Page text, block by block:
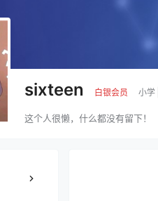
sixteen 白银会员 小学
这个人很懒，什么都没有留下！